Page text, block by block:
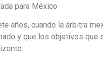
para México
años, cuando la árbitra
y que los objetivos